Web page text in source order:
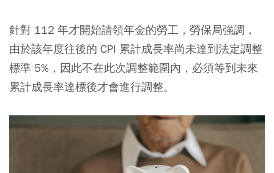
針對 112 年才開始請領年金的勞工，勞保局強調，
由於該年度往後的 CPI 累計成長率尚未達到法定調整
標準 5%，因此不在此次調整範圍內，必須等到未來
累計成長率達標後才會進行調整。